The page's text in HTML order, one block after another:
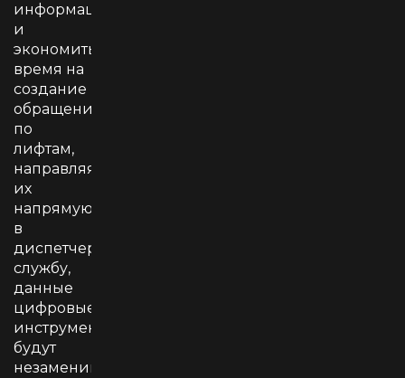
информацию
и
экономить
время на
создание
обращений
по
лифтам,
направляя
их
напрямую
в
диспетчерскую
службу,
данные
цифровые
инструменты
будут
незаменимы